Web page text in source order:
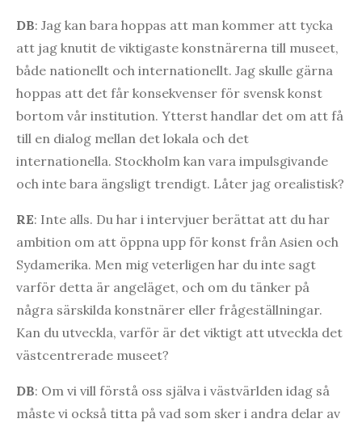
DB: Jag kan bara hoppas att man kommer att tycka
att jag knutit de viktigaste konstnärerna till museet,
både nationellt och internationellt. Jag skulle gärna
hoppas att det får konsekvenser för svensk konst
bortom vår institution. Ytterst handlar det om att få
till en dialog mellan det lokala och det
internationella. Stockholm kan vara impulsgivande
och inte bara ängsligt trendigt. Låter jag orealistisk?
RE: Inte alls. Du har i intervjuer berättat att du har
ambition om att öppna upp för konst från Asien och
Sydamerika. Men mig veterligen har du inte sagt
varför detta är angeläget, och om du tänker på
några särskilda konstnärer eller frågeställningar.
Kan du utveckla, varför är det viktigt att utveckla det
västcentrerade museet?
DB: Om vi vill förstå oss själva i västvärlden idag så
måste vi också titta på vad som sker i andra delar av